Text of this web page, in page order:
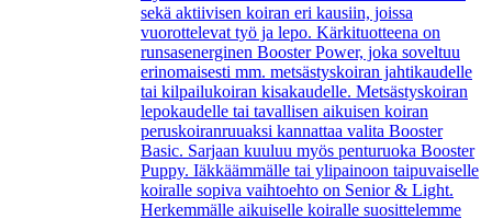
sekä aktiivisen koiran eri kausiin, joissa
vuorottelevat työ ja lepo. Kärkituotteena on
runsasenerginen Booster Power, joka soveltuu
erinomaisesti mm. metsästyskoiran jahtikaudelle
tai kilpailukoiran kisakaudelle. Metsästyskoiran
lepokaudelle tai tavallisen aikuisen koiran
peruskoiranruuaksi kannattaa valita Booster
Basic. Sarjaan kuuluu myös penturuoka Booster
Puppy. Iäkkäämmälle tai ylipainoon taipuvaiselle
koiralle sopiva vaihtoehto on Senior & Light.
Herkemmälle aikuiselle koiralle suosittelemme